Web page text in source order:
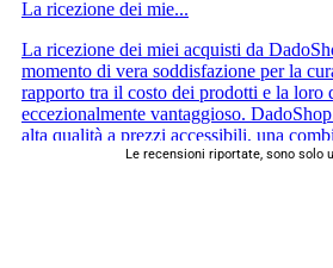
Le recensioni riportate, sono solo